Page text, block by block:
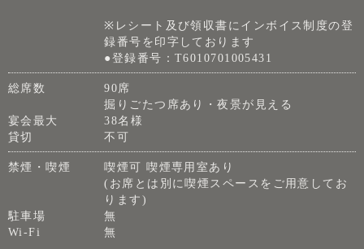
※レシート及び領収書にインボイス制度の登
録番号を印字しております
●登録番号：T6010701005431
総席数
90席
掘りごたつ席あり・夜景が見える
宴会最大
38名様
貸切
不可
禁煙・喫煙
喫煙可 喫煙専用室あり
(お席とは別に喫煙スペースをご用意してお
ります)
駐車場
無
Wi-Fi
無